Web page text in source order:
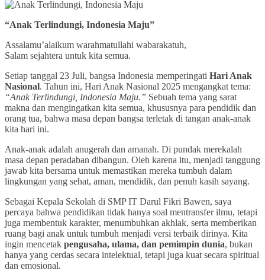
“Anak Terlindungi, Indonesia Maju”
Assalamu’alaikum warahmatullahi wabarakatuh,
Salam sejahtera untuk kita semua.
Setiap tanggal 23 Juli, bangsa Indonesia memperingati Hari Anak
Nasional. Tahun ini, Hari Anak Nasional 2025 mengangkat tema:
“Anak Terlindungi, Indonesia Maju.” Sebuah tema yang sarat
makna dan mengingatkan kita semua, khususnya para pendidik dan
orang tua, bahwa masa depan bangsa terletak di tangan anak-anak
kita hari ini.
Anak-anak adalah anugerah dan amanah. Di pundak merekalah
masa depan peradaban dibangun. Oleh karena itu, menjadi tanggung
jawab kita bersama untuk memastikan mereka tumbuh dalam
lingkungan yang sehat, aman, mendidik, dan penuh kasih sayang.
Sebagai Kepala Sekolah di SMP IT Darul Fikri Bawen, saya
percaya bahwa pendidikan tidak hanya soal mentransfer ilmu, tetapi
juga membentuk karakter, menumbuhkan akhlak, serta memberikan
ruang bagi anak untuk tumbuh menjadi versi terbaik dirinya. Kita
ingin mencetak pengusaha, ulama, dan pemimpin dunia, bukan
hanya yang cerdas secara intelektual, tetapi juga kuat secara spiritual
dan emosional.